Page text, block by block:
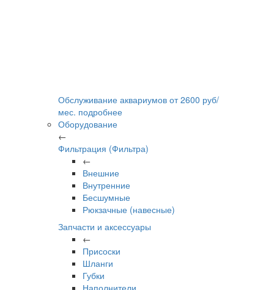
Обслуживание аквариумов от2600 руб/
мес. подробнее
Оборудование
←
Фильтрация (Фильтра)
←
Внешние
Внутренние
Бесшумные
Рюкзачные (навесные)
Запчасти и аксессуары
←
Присоски
Шланги
Губки
Наполнители